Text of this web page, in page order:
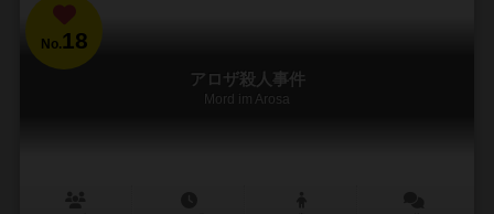
No.18
アロザ殺人事件
Mord im Arosa